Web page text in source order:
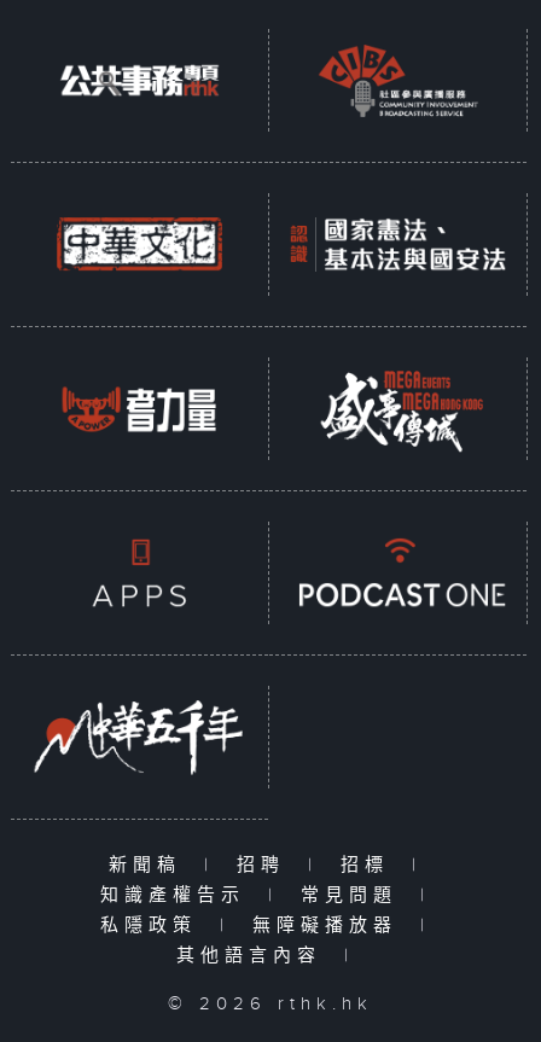
新聞稿 | 招聘 | 招標
|
知識產權告示
| 常見問題
|
私隱政策
| 無障礙播放器
|
其他語言內容
|
© 2026 rthk.hk